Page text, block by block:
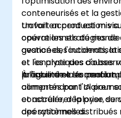
conteneurisés et la
travail en production via
couvre les stratégies
avancées,
et les pratiques
la fiabilité et les
Un fort accent est mis
opérationnels du
gestion des incidents, la
et l'analyse des causes
programme se conclut
alimentés par l'IA pour
et accélérer la prise de
opérationnelles.
À l'issue de la
comprendront
construire, déployer,
des systèmes distribués